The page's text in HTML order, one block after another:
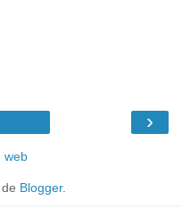
›
web
Blogger.